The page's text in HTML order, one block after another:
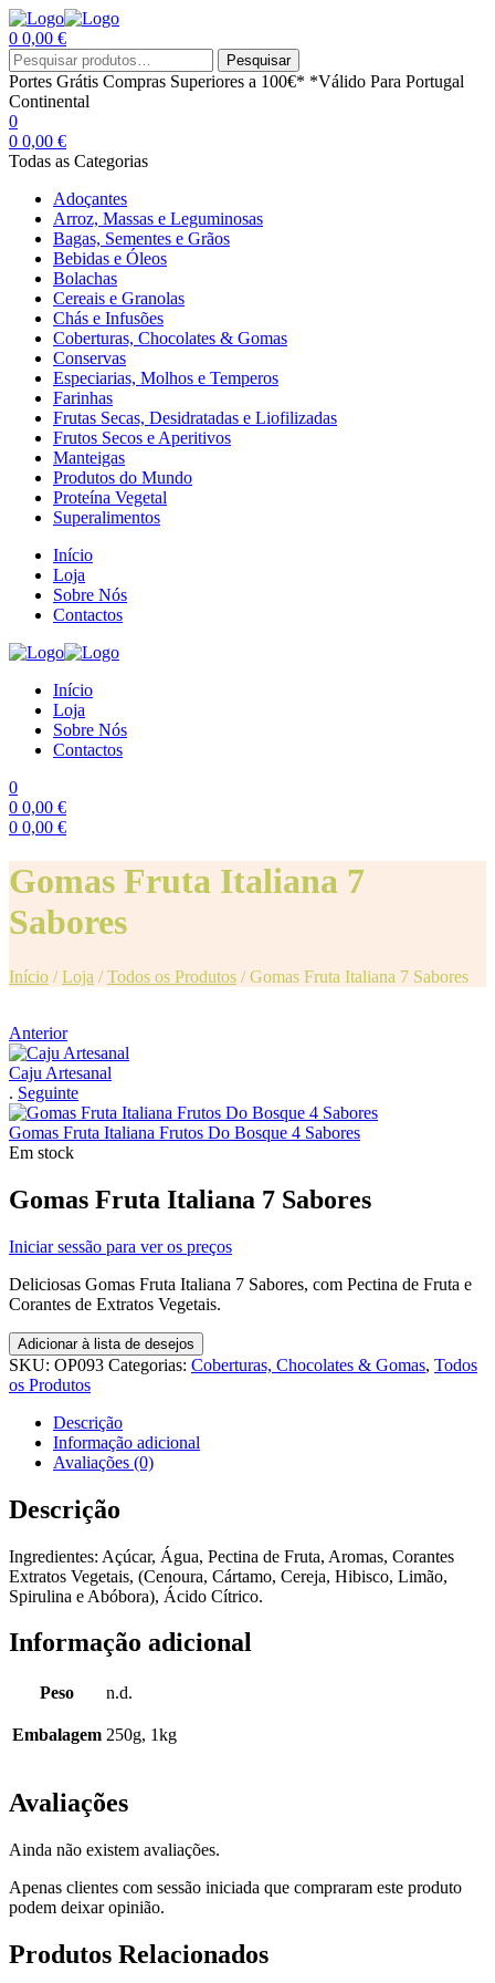
0 0,00 €
Menu
Procurar
por:
Pesquisar
Portes Grátis Compras Superiores a 100€* *Válido Para Portugal
Continental
0
0 0,00 €
Todas as Categorias
Adoçantes
Arroz, Massas e Leguminosas
Bagas, Sementes e Grãos
Bebidas e Óleos
Bolachas
Cereais e Granolas
Chás e Infusões
Coberturas, Chocolates & Gomas
Conservas
Especiarias, Molhos e Temperos
Farinhas
Frutas Secas, Desidratadas e Liofilizadas
Frutos Secos e Aperitivos
Manteigas
Produtos do Mundo
Proteína Vegetal
Superalimentos
Início
Loja
Sobre Nós
Contactos
Início
Loja
Sobre Nós
Contactos
0
0 0,00 €
0 0,00 €
Gomas Fruta Italiana 7
Sabores
Início /Loja /Todos os Produtos /Gomas Fruta Italiana 7 Sabores
Anterior
Caju Artesanal
. Seguinte
Gomas Fruta Italiana Frutos Do Bosque 4 Sabores
Em stock
Gomas Fruta Italiana 7 Sabores
Iniciar sessão para ver os preços
Deliciosas Gomas Fruta Italiana 7 Sabores, com Pectina de Fruta e
Corantes de Extratos Vegetais.
Adicionar à lista de desejos
SKU: OP093 Categorias: Coberturas, Chocolates & Gomas, Todos
os Produtos
Descrição
Informação adicional
Avaliações (0)
Descrição
Ingredientes: Açúcar, Água, Pectina de Fruta, Aromas, Corantes
Extratos Vegetais, (Cenoura, Cártamo, Cereja, Hibisco, Limão,
Spirulina e Abóbora), Ácido Cítrico.
Informação adicional
Peso n.d.
Embalagem 250g, 1kg
Avaliações
Ainda não existem avaliações.
Apenas clientes com sessão iniciada que compraram este produto
podem deixar opinião.
Produtos Relacionados